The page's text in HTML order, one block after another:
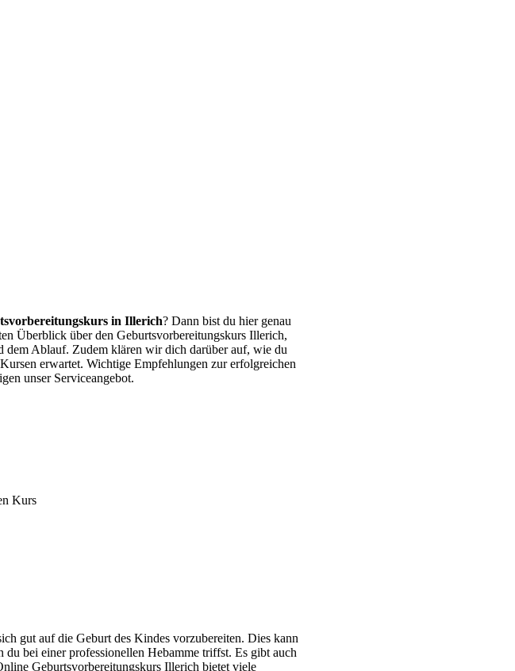
in Illerich? Dann bist du hier genau
Überblick über den Geburtsvorbereitungskurs Illerich,
dem Ablauf. Zudem klären wir dich darüber auf, wie du
erwartet. Wichtige Empfehlungen zur erfolgreichen
unser Serviceangebot.
Kurs
gut auf die Geburt des Kindes vorzubereiten. Dies kann
du bei einer professionellen Hebamme triffst. Es gibt auch
Geburtsvorbereitungskurs Illerich bietet viele